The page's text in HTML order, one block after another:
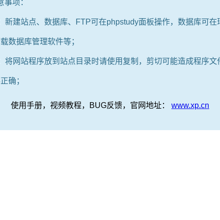
事项：
新建站点、数据库、FTP可在phpstudy面板操作，数据库可在
数据库管理软件等；
将网站程序放到站点目录时请使用复制，剪切可能造成程序文
确；
使用手册，视频教程，BUG反馈，官网地址： www.xp.cn